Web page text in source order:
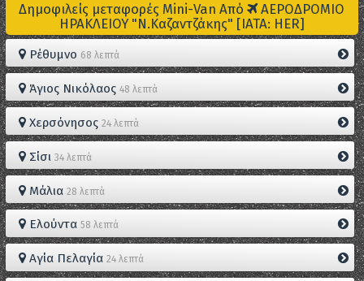
Δημοφιλείς μεταφορές Mini-Van Από
ΑΕΡΟΔΡΟΜΙΟ
ΗΡΑΚΛΕΙΟΥ "Ν.Καζαντζάκης" [IATA: HER]
Ρέθυμνο 68 λεπτά
Άγιος Νικόλαος 48 λεπτά
Χερσόνησος 24 λεπτά
Σίσι 34 λεπτά
Μάλια 28 λεπτά
Ελούντα 58 λεπτά
Αγία Πελαγία 24 λεπτά